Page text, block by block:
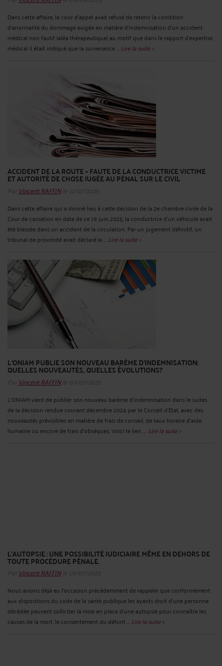
Dans cette affaire, la cour d'appel avait refusé de retenir la condition
d'anormalité du dommage exigée en matière d'indemnisation d'un accident
médical non fautif (aléa thérapeutique) au motif que dans le rapport d'expertise
médical il était indiqué que la survenance ... Lire la suite >
ACCIDENT DE LA ROUTE – FAUTE DE LA CONDUCTRICE VICTIME
ET AUTORITÉ DE CHOSE JUGÉE AU PÉNAL SUR LE CIVIL
Par Vincent RAFFINle 11/07/2025
Dans cette affaire qui a donné lieu à cette décision de la 2e chambre civile de la
Cour de cassation en date de ce 19 juin 2025, la conductrice d'un véhicule avait
été blessée dans un accident de la circulation. Par un jugement définitif, un
tribunal de proximité avait déclaré la ... Lire la suite >
L'ONIAM PUBLIE SON NOUVEAU BARÈME D'INDEMNISATION:
QUELLES NOUVEAUTÉS, QUELLES ÉVOLUTIONS?
Par Vincent RAFFINle 07/07/2025
L'ONIAM vient de publier son nouveau barème d'indemnisation dans le suites
de la décision rendue courant décembre 2024 par le Conseil d'Etat, avec des
nouveautés prévisibles en matière de frais de conseil, de taux horaire d'aide
humaine ou encore de frais d'obsèques. Voici le lien. ... Lire la suite >
L'AUTOPSIE : UNE POSSIBILITÉ JUDICIAIRE MÊME EN DEHORS DE
TOUTE PROCÉDURE PÉNALE.
Par Vincent RAFFINle 01/07/2025
Nous avions déjà eu l'occasion précédemment de rappeler que conformément
aux dispositions du code de la santé publique les ayants droit d'une personne
décédée peuvent solliciter la mise en place d'une autopsie pour connaître les
causes de la mort, le consentement du défunt ... Lire la suite >